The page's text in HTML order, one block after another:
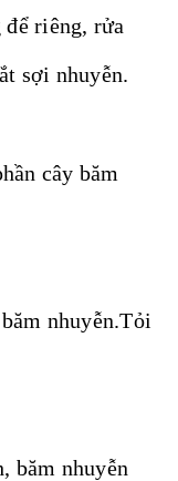
riêng, rửa
sợi nhuyễn.
cây băm
nhuyễn.Tỏi
băm nhuyễn